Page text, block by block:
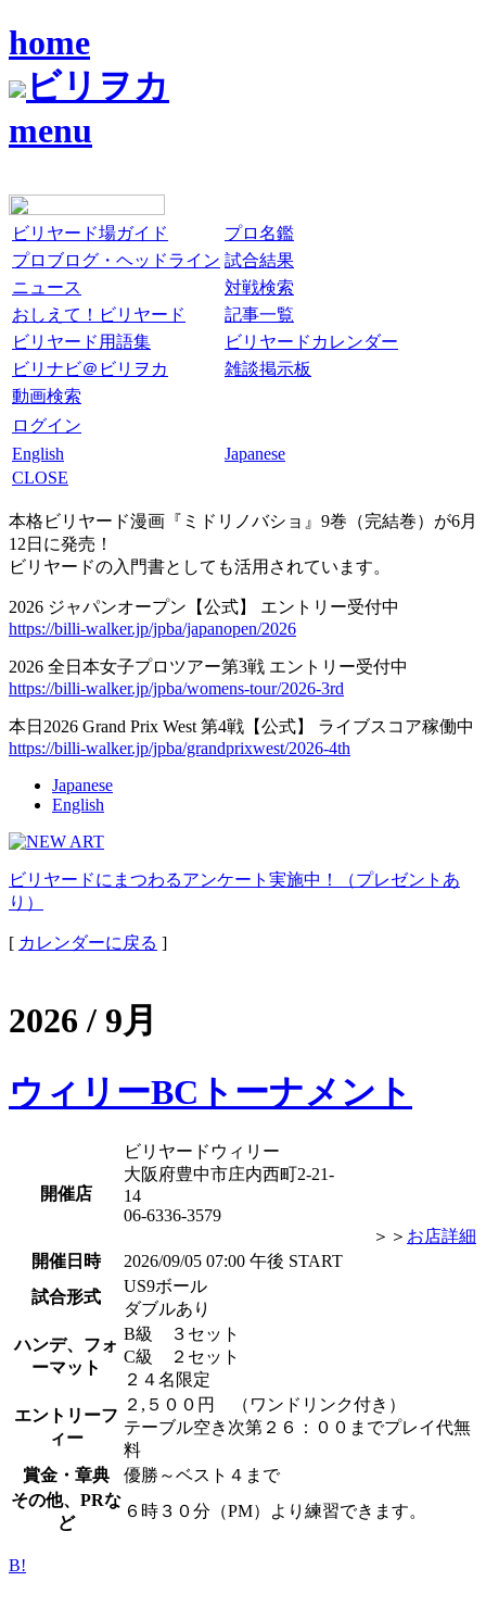
home
ビリヲカ
menu
ビリヤード場ガイド
プロ名鑑
プロブログ・ヘッドライン 試合結果
ニュース
対戦検索
おしえて！ビリヤード
記事一覧
ビリヤード用語集
ビリヤードカレンダー
ビリナビ＠ビリヲカ
雑談掲示板
動画検索
ログイン
English
Japanese
CLOSE
本格ビリヤード漫画『ミドリノバショ』9巻（完結巻）が6月
12日に発売！
ビリヤードの入門書としても活用されています。
2026 ジャパンオープン【公式】 エントリー受付中
https://billi-walker.jp/jpba/japanopen/2026
2026 全日本女子プロツアー第3戦 エントリー受付中
https://billi-walker.jp/jpba/womens-tour/2026-3rd
本日2026 Grand Prix West 第4戦【公式】 ライブスコア稼働中
https://billi-walker.jp/jpba/grandprixwest/2026-4th
Japanese
English
ビリヤードにまつわるアンケート実施中！（プレゼントあ
り）
[ カレンダーに戻る ]
2026 / 9月
ウィリーBCトーナメント
開催店
ビリヤードウィリー
大阪府豊中市庄内西町2-21-
14
06-6336-3579
＞＞ お店詳細
開催日時
2026/09/05 07:00 午後 START
試合形式
US9ボール
ダブルあり
ハンデ、フォ
ーマット
B級 ３セット
C級 ２セット
２４名限定
エントリーフ
ィー
２,５００円 （ワンドリンク付き）
テーブル空き次第２６：００までプレイ代無
料
賞金・章典
優勝～ベスト４まで
その他、PRな
ど
６時３０分（PM）より練習できます。
B!